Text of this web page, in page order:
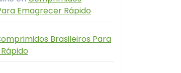
Emagrecer Rápido
Brasileiros Para